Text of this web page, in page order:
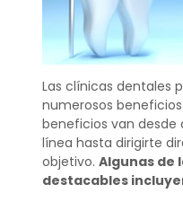
Las clínicas dentales
numerosos beneficios
beneficios van desde
línea hasta dirigirte
objetivo. Algunas de
destacables